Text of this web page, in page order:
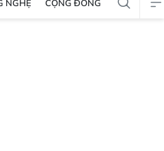
NGHỆ CỘNG ĐỒNG